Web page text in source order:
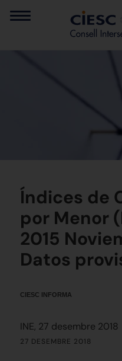
Índices de
por Menor
2015
Datos
CIESC INFORMA
INE, 27 desembre 2018
27 DESEMBRE 2018